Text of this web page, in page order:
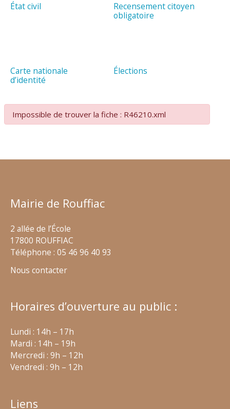
État civil
Recensement citoyen
obligatoire
Carte nationale
d’identité
Élections
Impossible de trouver la fiche : R46210.xml
Mairie de Rouffiac
2 allée de l’École
17800 ROUFFIAC
Téléphone : 05 46 96 40 93
Nous contacter
Horaires d’ouverture au public :
Lundi : 14h – 17h
Mardi : 14h – 19h
Mercredi : 9h – 12h
Vendredi : 9h – 12h
Liens